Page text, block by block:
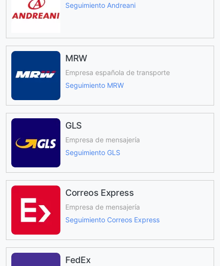
Seguimiento Andreani
MRW
Empresa española de transporte
Seguimiento MRW
GLS
Empresa de mensajería
Seguimiento GLS
Correos Express
Empresa de mensajería
Seguimiento Correos Express
FedEx